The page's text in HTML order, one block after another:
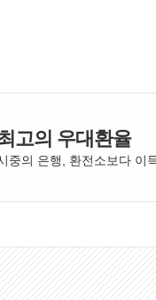
고의 우대환율
중의 은행, 환전소보다 이